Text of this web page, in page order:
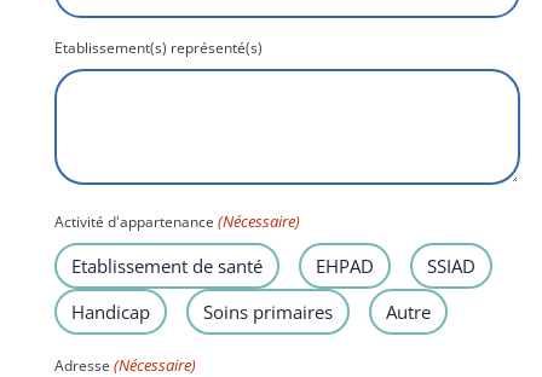
Etablissement(s) représenté(s)
Activité d'appartenance (Nécessaire)
Etablissement de santé EHPAD
SSIAD
Handicap
Soins primaires Autre
Adresse (Nécessaire)